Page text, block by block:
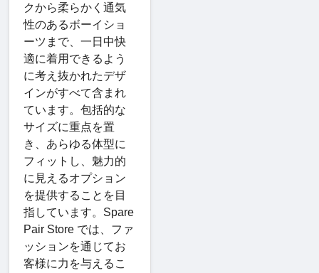
クから柔らかく通気
性のあるボーイショ
ーツまで、一日中快
適に着用できるよう
に考え抜かれたデザ
インがすべて含まれ
ています。包括的な
サイズに重点を置
き、あらゆる体型に
フィットし、魅力的
に見えるオプション
を提供することを目
指しています。Spare
Pair Store では、ファ
ッションを通じてお
客様に力を与えるこ